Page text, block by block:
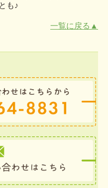
も♪
一覧に戻る▲